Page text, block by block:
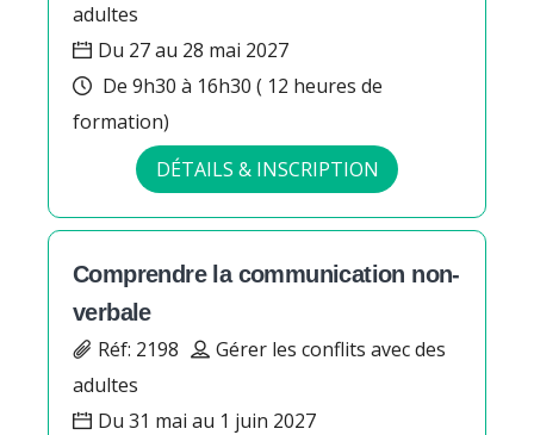
adultes
Du 27 au 28 mai 2027
De 9h30 à 16h30 ( 12 heures de
formation)
DÉTAILS & INSCRIPTION
Comprendre la communication non-
verbale
Réf: 2198
Gérer les conflits avec des
adultes
Du 31 mai au 1 juin 2027